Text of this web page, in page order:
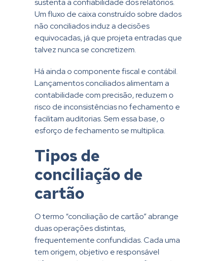
sustenta a confiabilidade dos relatórios.
Um fluxo de caixa construído sobre dados
não conciliados induz a decisões
equivocadas, já que projeta entradas que
talvez nunca se concretizem.
Há ainda o componente fiscal e contábil.
Lançamentos conciliados alimentam a
contabilidade com precisão, reduzem o
risco de inconsistências no fechamento e
facilitam auditorias. Sem essa base, o
esforço de fechamento se multiplica.
Tipos de
conciliação de
cartão
O termo “conciliação de cartão” abrange
duas operações distintas,
frequentemente confundidas. Cada uma
tem origem, objetivo e responsável